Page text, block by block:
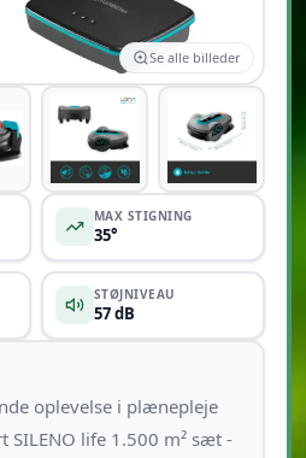
Se alle billeder
+5
MAX STIGNING
35°
STØJNIVEAU
57 dB
oplevelse i plænepleje
SILENO life 1.500 m² sæt -